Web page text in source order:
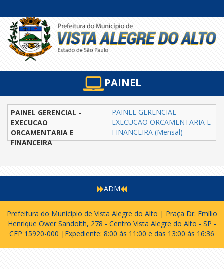
PAINEL
PAINEL GERENCIAL -
EXECUCAO ORCAMENTARIA E
FINANCEIRA (Mensal)
ADM
Prefeitura do Município de Vista Alegre do Alto | Praça Dr. Emílio
Henrique Ower Sandolth, 278 - Centro Vista Alegre do Alto - SP -
CEP 15920-000 |Expediente: 8:00 às 11:00 e das 13:00 às 16:36